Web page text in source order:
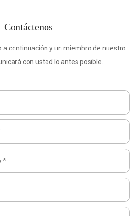
Contáctenos
continuación y un miembro de nuestro
con usted lo antes posible.